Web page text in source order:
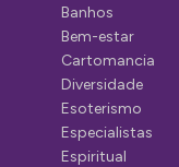
Banhos
Bem-estar
Cartomancia
Diversidade
Esoterismo
Especialistas
Espiritual